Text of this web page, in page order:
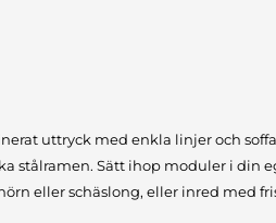
uttryck med enkla linjer och
stålramen. Sätt ihop moduler i din
eller schäslong, eller inred med